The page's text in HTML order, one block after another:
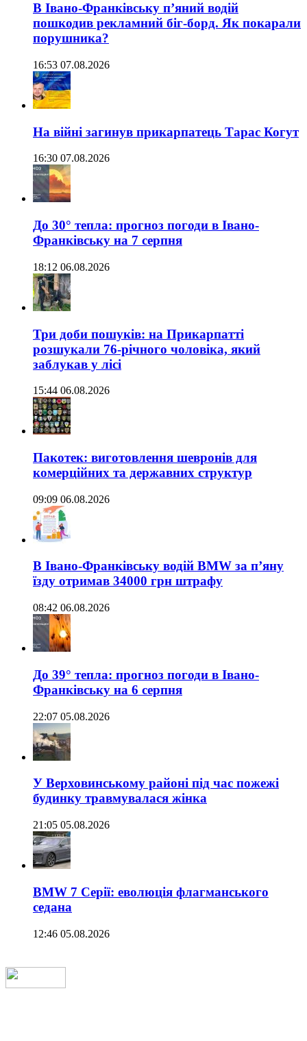
В Івано-Франківську п’яний водій
пошкодив рекламний біг-борд. Як покарали
порушника?
16:53 07.08.2026
На війні загинув прикарпатець Тарас Когут
16:30 07.08.2026
До 30° тепла: прогноз погоди в Івано-
Франківську на 7 серпня
18:12 06.08.2026
Три доби пошуків: на Прикарпатті
розшукали 76-річного чоловіка, який
заблукав у лісі
15:44 06.08.2026
Пакотек: виготовлення шевронів для
комерційних та державних структур
09:09 06.08.2026
В Івано-Франківську водій BMW за п’яну
їзду отримав 34000 грн штрафу
08:42 06.08.2026
До 39° тепла: прогноз погоди в Івано-
Франківську на 6 серпня
22:07 05.08.2026
У Верховинському районі під час пожежі
будинку травмувалася жінка
21:05 05.08.2026
BMW 7 Серії: еволюція флагманського
седана
12:46 05.08.2026